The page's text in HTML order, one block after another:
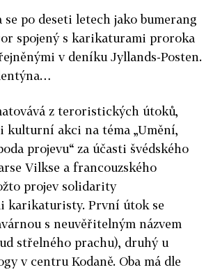
se po deseti letech jako bumerang
spojený s karikaturami proroka
v deníku Jyllands-Posten.
z teroristických útoků,
kulturní akci na téma „Umění,
projevu“ za účasti švédského
Vilkse a francouzského
projev solidarity
karikaturisty. První útok se
s neuvěřitelným názvem
střelného prachu), druhý u
v centru Kodaně. Oba má dle